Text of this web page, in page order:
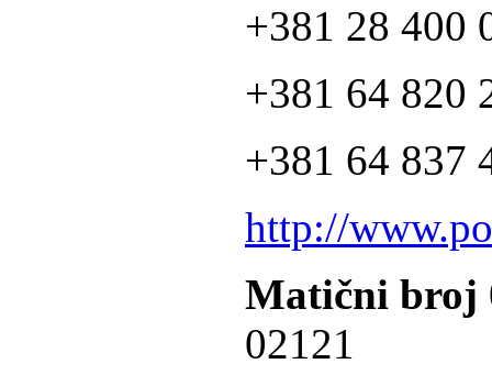
+381 28 400
+381 64 820
+381 64 837
http://
Matični broj
02121